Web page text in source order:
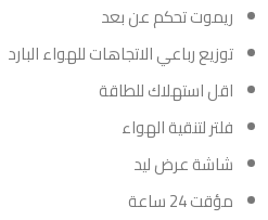
ريموت تحكم عن بعد
توزيع رباعي الاتجاهات للهواء البارد
اقل استهلاك للطاقة
فلتر لتنقية الهواء
شاشة عرض ليد
مؤقت 24 ساعة